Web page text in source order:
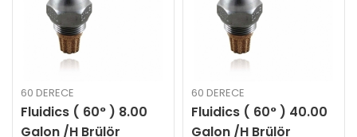
60 DERECE
Fluidics ( 60° ) 8.00
Galon /H Brülör
60 DERECE
Fluidics ( 60° ) 40.00
Galon /H Brülör